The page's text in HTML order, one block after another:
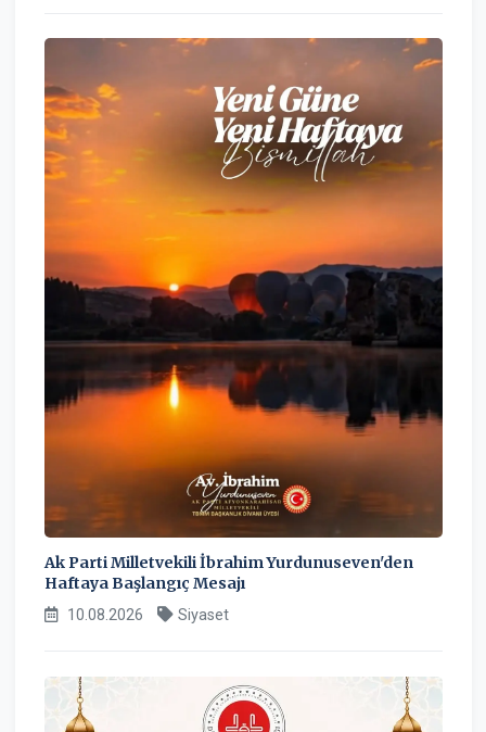
Ak Parti Milletvekili İbrahim Yurdunuseven'den
Haftaya Başlangıç Mesajı
10.08.2026 Siyaset